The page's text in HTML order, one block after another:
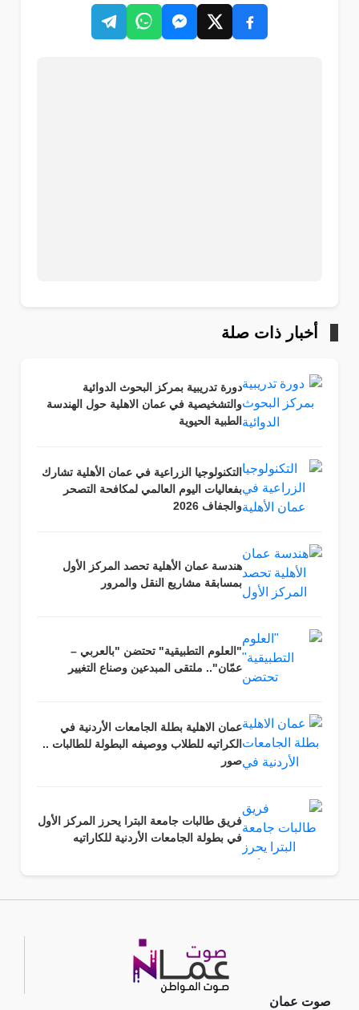
أخبار ذات صلة
دورة تدريبية بمركز البحوث الدوائية
والتشخيصية في عمان الاهلية حول الهندسة
الطبية الحيوية
التكنولوجيا الزراعية في عمان الأهلية تشارك
بفعاليات اليوم العالمي لمكافحة التصحر
والجفاف 2026
هندسة عمان الأهلية تحصد المركز الأول
بمسابقة مشاريع النقل والمرور
"العلوم التطبيقية" تحتضن "بالعربي –
عمّان".. ملتقى المبدعين وصناع التغيير
عمان الاهلية بطلة الجامعات الأردنية في
الكراتيه للطلاب ووصيفه البطولة للطالبات ..
صور
فريق طالبات جامعة البترا يحرز المركز الأول
في بطولة الجامعات الأردنية للكاراتيه
صوت عمان